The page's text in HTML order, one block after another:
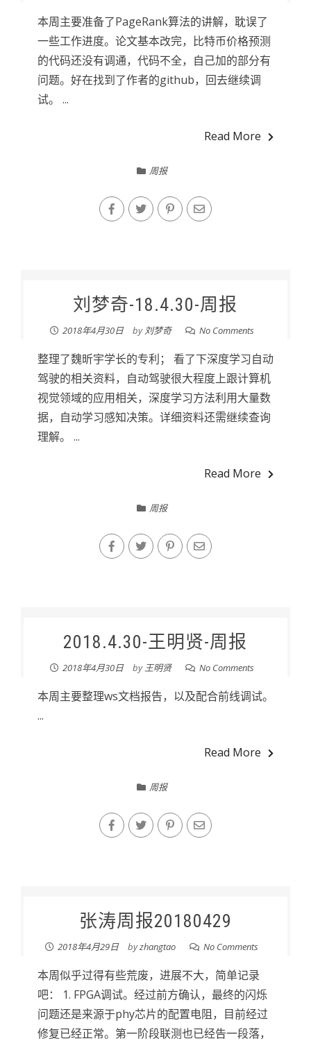
本周主要准备了PageRank算法的讲解，耽误了
一些工作进度。论文基本改完，比特币价格预测
的代码还没有调通，代码不全，自己加的部分有
问题。好在找到了作者的github，回去继续调
试。 ...
Read More
周报
刘梦奇-18.4.30-周报
2018年4月30日 by刘梦奇 No Comments
整理了魏昕宇学长的专利； 看了下深度学习自动
驾驶的相关资料，自动驾驶很大程度上跟计算机
视觉领域的应用相关，深度学习方法利用大量数
据，自动学习感知决策。详细资料还需继续查询
理解。 ...
Read More
周报
2018.4.30-王明贤-周报
2018年4月30日 by王明贤 No Comments
本周主要整理ws文档报告，以及配合前线调试。
...
Read More
周报
张涛周报20180429
2018年4月29日 byzhangtao No Comments
本周似乎过得有些荒废，进展不大，简单记录
吧： 1. FPGA调试。经过前方确认，最终的闪烁
问题还是来源于phy芯片的配置电阻，目前经过
修复已经正常。第一阶段联测也已经告一段落，